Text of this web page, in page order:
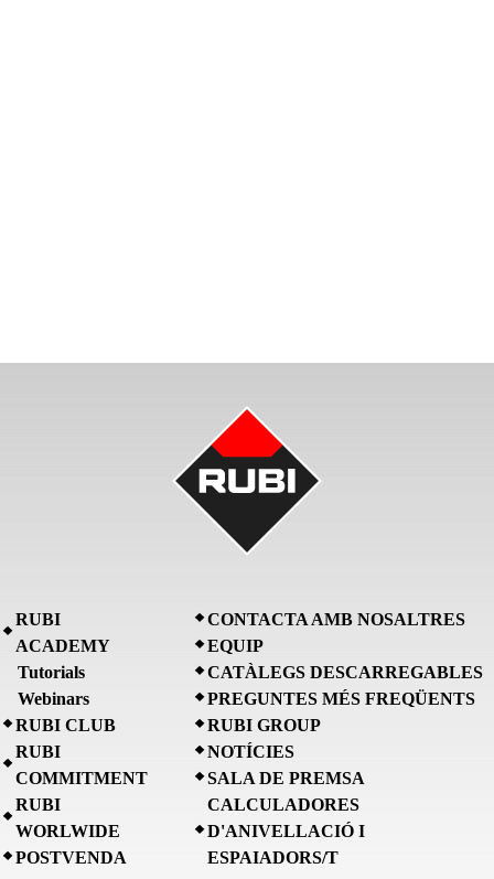
RUBI
ACADEMY
Tutorials
Webinars
RUBI CLUB
RUBI
COMMITMENT
RUBI
WORLWIDE
POSTVENDA
CONTACTA AMB NOSALTRES
EQUIP
CATÀLEGS DESCARREGABLES
PREGUNTES MÉS FREQÜENTS
RUBI GROUP
NOTÍCIES
SALA DE PREMSA
CALCULADORES
D'ANIVELLACIÓ I
ESPAIADORS/T